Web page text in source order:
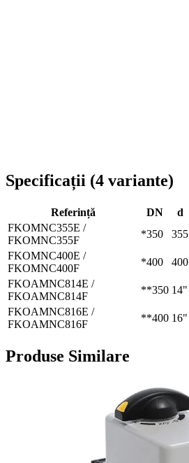
Specificații (4 variante)
Referință DN d
FKOMNC355E /
FKOMNC355F
*350 355
FKOMNC400E /
FKOMNC400F
*400 400
FKOAMNC814E /
FKOAMNC814F
**350 14"
FKOAMNC816E /
FKOAMNC816F
**400 16"
Produse Similare